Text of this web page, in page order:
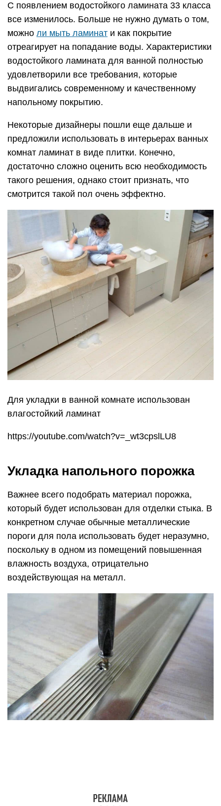
С появлением водостойкого ламината 33 класса
все изменилось. Больше не нужно думать о том,
можно ли мыть ламинат и как покрытие
отреагирует на попадание воды. Характеристики
водостойкого ламината для ванной полностью
удовлетворили все требования, которые
выдвигались современному и качественному
напольному покрытию.
Некоторые дизайнеры пошли еще дальше и
предложили использовать в интерьерах ванных
комнат ламинат в виде плитки. Конечно,
достаточно сложно оценить всю необходимость
такого решения, однако стоит признать, что
смотрится такой пол очень эффектно.
Для укладки в ванной комнате использован
влагостойкий ламинат
https://youtube.com/watch?v=_wt3cpslLU8
Укладка напольного порожка
Важнее всего подобрать материал порожка,
который будет использован для отделки стыка. В
конкретном случае обычные металлические
пороги для пола использовать будет неразумно,
поскольку в одном из помещений повышенная
влажность воздуха, отрицательно
воздействующая на металл.